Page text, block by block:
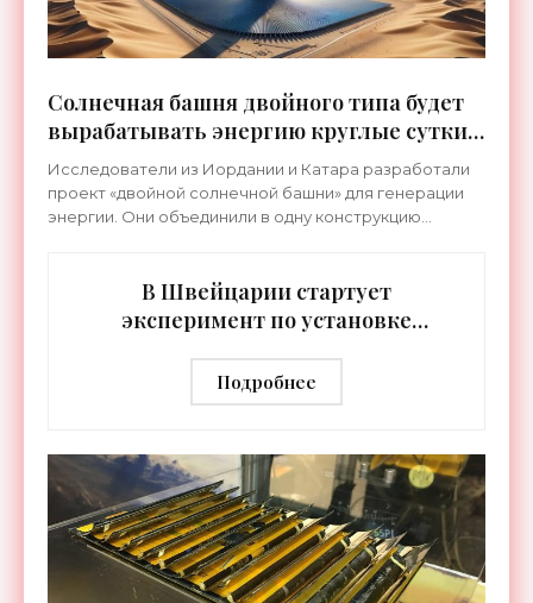
Солнечная башня двойного типа будет
вырабатывать энергию круглые сутки -
«Технологии»
Исследователи из Иордании и Катара разработали
проект «двойной солнечной башни» для генерации
энергии. Они объединили в одну конструкцию
В Швейцарии стартует
эксперимент по установке
железной дороги - «Техника»
Подробнее